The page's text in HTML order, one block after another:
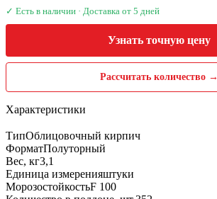
✓ Есть в наличии · Доставка от 5 дней
Узнать точную цену
Рассчитать количество →
Характеристики
ТипОблицовочный кирпич
ФорматПолуторный
Вес, кг3,1
Единица измеренияштуки
МорозостойкостьF 100